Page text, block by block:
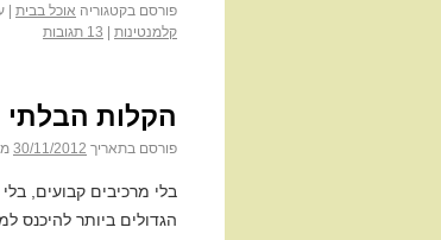
פורסם בקטגוריה אוכל בבית
קלמנטינות
13 תגובות
הקלות
פורסם בתאריך 30/11/2012
בלי מרכיבים קבועים,
הגדולים ביותר להיכנס